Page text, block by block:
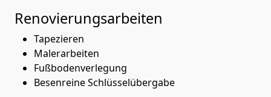
Renovierungsarbeiten
Tapezieren
Malerarbeiten
Fußbodenverlegung
Besenreine Schlüsselübergabe